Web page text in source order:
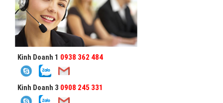
Kinh Doanh 1 0938 362 484
Kinh Doanh 3 0908 245 331